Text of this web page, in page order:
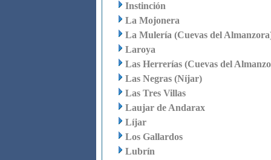
Instinción
La Mojonera
La Mulería (Cuevas del
Laroya
Las Herrerías (Cuevas del
Las Negras (Níjar)
Las Tres Villas
Laujar de Andarax
Líjar
Los Gallardos
Lubrín